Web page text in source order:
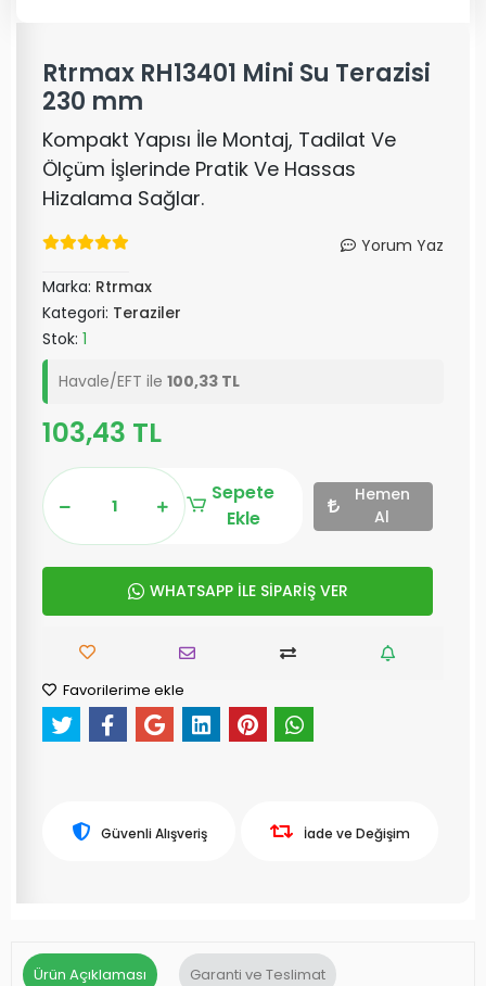
Rtrmax RH13401 Mini Su Terazisi
230 mm
Kompakt Yapısı İle Montaj, Tadilat Ve
Ölçüm İşlerinde Pratik Ve Hassas
Hizalama Sağlar.
Yorum Yaz
Marka: Rtrmax
Kategori: Teraziler
Stok: 1
Havale/EFT ile 100,33 TL
103,43 TL
Sepete
Ekle
Hemen
Al
WHATSAPP İLE SİPARİŞ VER
Favorilerime ekle
Güvenli Alışveriş İade ve Değişim
Ürün Açıklaması Garanti ve Teslimat